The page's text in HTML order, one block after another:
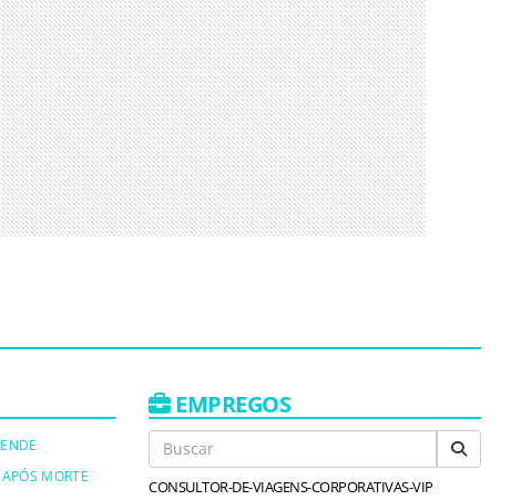
MORTE
EMPREGOS
CONSULTOR-DE-VIAGENS-CORPORATIVAS-VIP